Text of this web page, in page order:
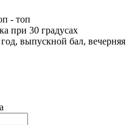
- топ
при 30 градусах
выпускной бал, вечерняя